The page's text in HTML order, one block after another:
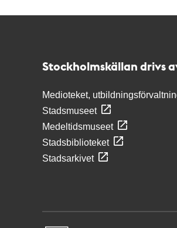
Stockholmskällan drivs
Medioteket,
Stadsmuseet
Medeltidsmuseet
Stadsbiblioteket
Stadsarkivet